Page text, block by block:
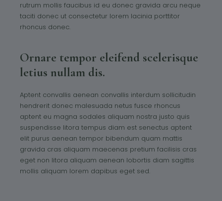
rutrum mollis faucibus id eu donec gravida arcu neque
taciti donec ut consectetur lorem lacinia porttitor
rhoncus donec.
Ornare tempor eleifend scelerisque
letius nullam dis.
Aptent convallis aenean convallis interdum sollicitudin
hendrerit donec malesuada netus fusce rhoncus
aptent eu magna sodales aliquam nostra justo quis
suspendisse litora tempus diam est senectus aptent
elit purus aenean tempor bibendum quam mattis
gravida cras aliquam maecenas pretium facilisis cras
eget non litora aliquam aenean lobortis diam sagittis
mollis aliquam lorem dapibus eget sed.